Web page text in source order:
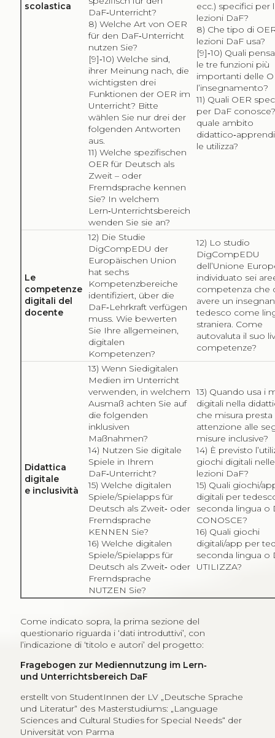
scolastica
DaF‑Unterricht?
8) Welche Art von OER
für den DaF‑Unterricht
nutzen Sie?
[9]‑10) Welche sind,
ihrer Meinung nach, die
wichtigsten drei
Funktionen der OER im
Unterricht? Bitte
wählen Sie nur drei der
folgenden Antworten
aus.
11) Welche spezifischen
OER für Deutsch als
Zweit – oder
Fremdsprache kennen
Sie? In welchem
Lern‑Unterrichtsbereich
wenden Sie sie an?
ecc.) specifici per
lezioni DaF?
8) Che tipo di
lezioni DaF usa?
[9]‑10) Quali
le tre funzioni più
importanti delle
l’insegnamento?
11) Quali OER
per DaF
quale ambito
le utilizza?
Le
competenze
digitali del
docente
12) Die Studie
DigCompEDU der
Europäischen Union
hat sechs
Kompetenzbereiche
identifiziert, über die
DaF‑Lehrkraft verfügen
muss. Wie bewerten
Sie Ihre allgemeinen,
digitalen
Kompetenzen?
12) Lo studio
DigCompEDU
dell’Unione
individuato sei
competenza che
avere un
tedesco come
straniera. Come
autovaluta il suo
competenze?
Didattica
digitale
e inclusività
13) Wenn Siedigitalen
Medien im Unterricht
verwenden, in welchem
Ausmaß achten Sie auf
die folgenden
inklusiven
Maßnahmen?
14) Nutzen Sie digitale
Spiele in Ihrem
DaF‑Unterricht?
15) Welche digitalen
Spiele/Spielapps für
Deutsch als Zweit‑ oder
Fremdsprache
KENNEN Sie?
16) Welche digitalen
Spiele/Spielapps für
Deutsch als Zweit‑ oder
Fremdsprache
NUTZEN Sie?
13) Quando usa i
digitali nella
che misura presta
attenzione alle
misure inclusive?
14) È previsto
giochi digitali
lezioni DaF?
15) Quali giochi/
digitali per
seconda lingua o
CONOSCE?
16) Quali giochi
digitali/app per
seconda lingua o
UTILIZZA?
Come indicato sopra, la prima sezione del
questionario riguarda i ‘dati introduttivi’, con
l’indicazione di ‘titolo e autori’ del progetto:
Fragebogen zur Mediennutzung im Lern‑
und Unterrichtsbereich DaF
erstellt von StudentInnen der LV „Deutsche Sprache
und Literatur“ des Masterstudiums: „Language
Sciences and Cultural Studies for Special Needs“ der
Universität von Parma